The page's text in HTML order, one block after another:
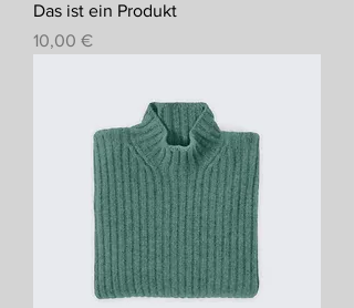
Das ist ein Produkt
Preis
10,00 €